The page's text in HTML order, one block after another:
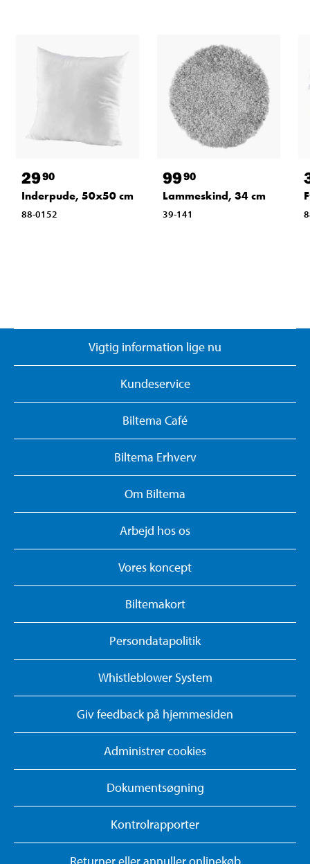
2990
Inderpude, 50x50 cm
88-0152
9990
Lammeskind, 34 cm
39-141
Vigtig information lige nu
Kundeservice
Biltema Café
Biltema Erhverv
Om Biltema
Arbejd hos os
Vores koncept
Biltemakort
Persondatapolitik
Whistleblower System
Giv feedback på hjemmesiden
Administrer cookies
Dokumentsøgning
Kontrolrapporter